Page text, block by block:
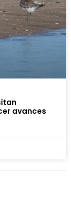
avances